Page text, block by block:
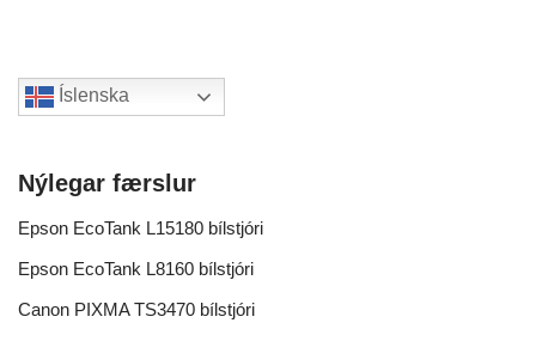
Íslenska
Nýlegar færslur
Epson EcoTank L15180 bílstjóri
Epson EcoTank L8160 bílstjóri
Canon PIXMA TS3470 bílstjóri